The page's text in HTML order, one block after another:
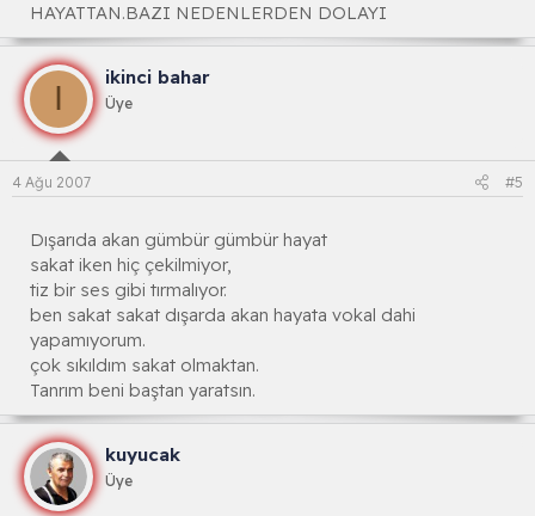
HAYATTAN.BAZI NEDENLERDEN DOLAYI
I
ikinci bahar
Üye
4 Ağu 2007 #5
Dışarıda akan gümbür gümbür hayat
sakat iken hiç çekilmiyor,
tiz bir ses gibi tırmalıyor.
ben sakat sakat dışarda akan hayata vokal dahi
yapamıyorum.
çok sıkıldım sakat olmaktan.
Tanrım beni baştan yaratsın.
kuyucak
Üye